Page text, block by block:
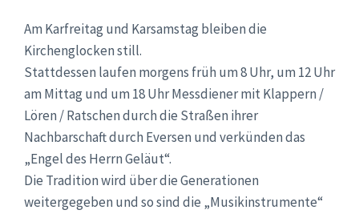
Am Karfreitag und Karsamstag bleiben die
Kirchenglocken still.
Stattdessen laufen morgens früh um 8 Uhr, um 12 Uhr
am Mittag und um 18 Uhr Messdiener mit Klappern /
Lören / Ratschen durch die Straßen ihrer
Nachbarschaft durch Eversen und verkünden das
„Engel des Herrn Geläut“.
Die Tradition wird über die Generationen
weitergegeben und so sind die „Musikinstrumente“